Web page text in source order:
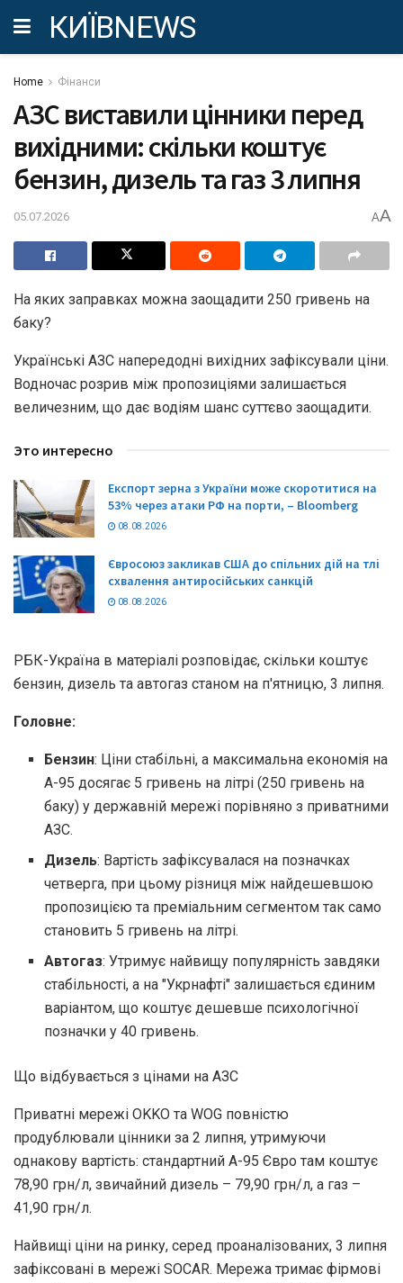
КИЇВNEWS
Home Фінанси
АЗС виставили цінники перед
вихідними: скільки коштує
бензин, дизель та газ 3 липня
05.07.2026 AA
На яких заправках можна заощадити 250 гривень на
баку?
Українські АЗС напередодні вихідних зафіксували ціни.
Водночас розрив між пропозиціями залишається
величезним, що дає водіям шанс суттєво заощадити.
Это интересно
Експорт зерна з України може скоротитися на
53% через атаки РФ на порти, – Bloomberg
08.08.2026
Євросоюз закликав США до спільних дій на тлі
схвалення антиросійських санкцій
08.08.2026
РБК-Україна в матеріалі розповідає, скільки коштує
бензин, дизель та автогаз станом на п'ятницю, 3 липня.
Головне:
Бензин: Ціни стабільні, а максимальна економія на
А-95 досягає 5 гривень на літрі (250 гривень на
баку) у державній мережі порівняно з приватними
АЗС.
Дизель: Вартість зафіксувалася на позначках
четверга, при цьому різниця між найдешевшою
пропозицією та преміальним сегментом так само
становить 5 гривень на літрі.
Автогаз: Утримує найвищу популярність завдяки
стабільності, а на "Укрнафті" залишається єдиним
варіантом, що коштує дешевше психологічної
позначки у 40 гривень.
Що відбувається з цінами на АЗС
Приватні мережі OKKO та WOG повністю
продублювали цінники за 2 липня, утримуючи
однакову вартість: стандартний А-95 Євро там коштує
78,90 грн/л, звичайний дизель – 79,90 грн/л, а газ –
41,90 грн/л.
Найвищі ціни на ринку, серед проаналізованих, 3 липня
зафіксовані в мережі SOCAR. Мережа тримає фірмові